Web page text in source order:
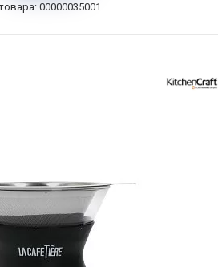
00000035001